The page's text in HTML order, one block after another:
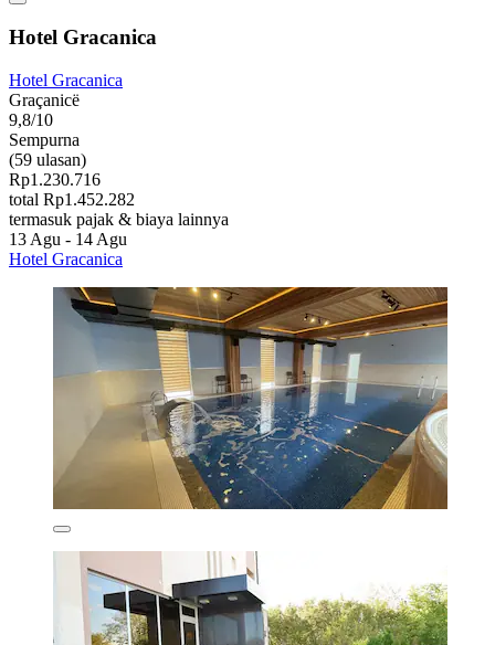
Hotel Gracanica
Hotel Gracanica
Graçanicë
9,8/10
Sempurna
(59 ulasan)
Rp1.230.716
total Rp1.452.282
termasuk pajak & biaya lainnya
13 Agu - 14 Agu
Hotel Gracanica